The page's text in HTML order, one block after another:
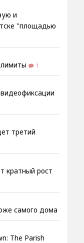
и
"площадью
1
третий
кратный рост
самого дома
The Parish